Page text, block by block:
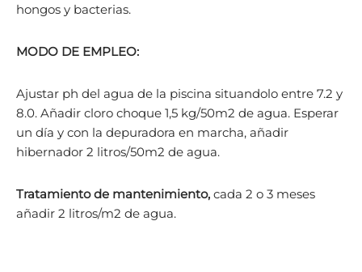
hongos y bacterias.
MODO DE EMPLEO:
Ajustar ph del agua de la piscina situandolo entre 7.2 y
8.0. Añadir cloro choque 1,5 kg/50m2 de agua. Esperar
un día y con la depuradora en marcha, añadir
hibernador 2 litros/50m2 de agua.
Tratamiento de mantenimiento, cada 2 o 3 meses
añadir 2 litros/m2 de agua.